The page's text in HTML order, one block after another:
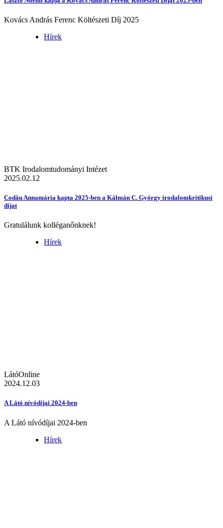
Kovács András Ferenc Költészeti Díj 2025
Hírek
BTK Irodalomtudományi Intézet
2025.02.12
Codău Annamária kapta 2025-ben a Kálmán C. György irodalomkritikusi
díjat
Gratulálunk kolléganőnknek!
Hírek
LátóOnline
2024.12.03
A Látó nívódíjai 2024-ben
A Látó nívódíjai 2024-ben
Hírek